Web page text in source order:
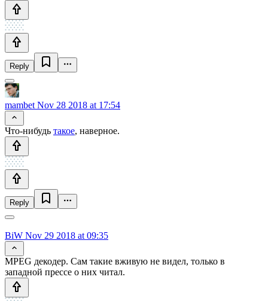
Reply
mambet Nov 28 2018 at 17:54
Что-нибудь такое, наверное.
Reply
BiW Nov 29 2018 at 09:35
MPEG декодер. Сам такие вживую не видел, только в
западной прессе о них читал.